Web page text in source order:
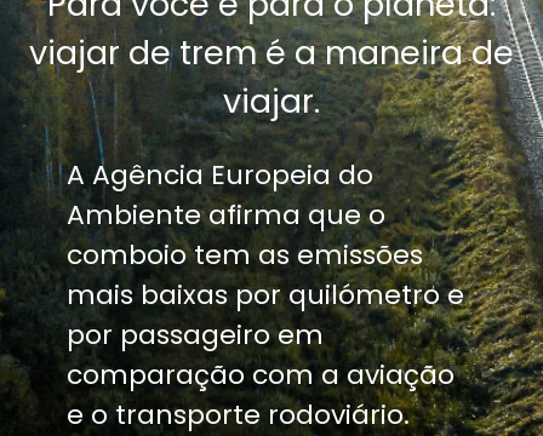
viajar de trem é a maneira de
viajar.
A Agência Europeia do
Ambiente afirma que o
comboio tem as emissões
mais baixas por quilómetro e
por passageiro em
comparação com a aviação
e o transporte rodoviário.